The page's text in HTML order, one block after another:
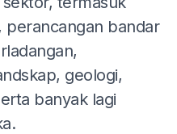
perancangan bandar
geologi,
banyak lagi